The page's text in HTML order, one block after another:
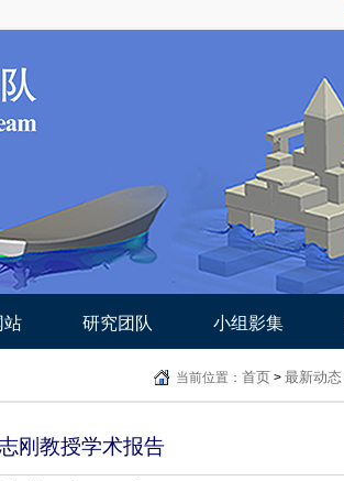
站 研究团队 小组影集
当前位置： 首页 > 最新动态
刚教授学术报告